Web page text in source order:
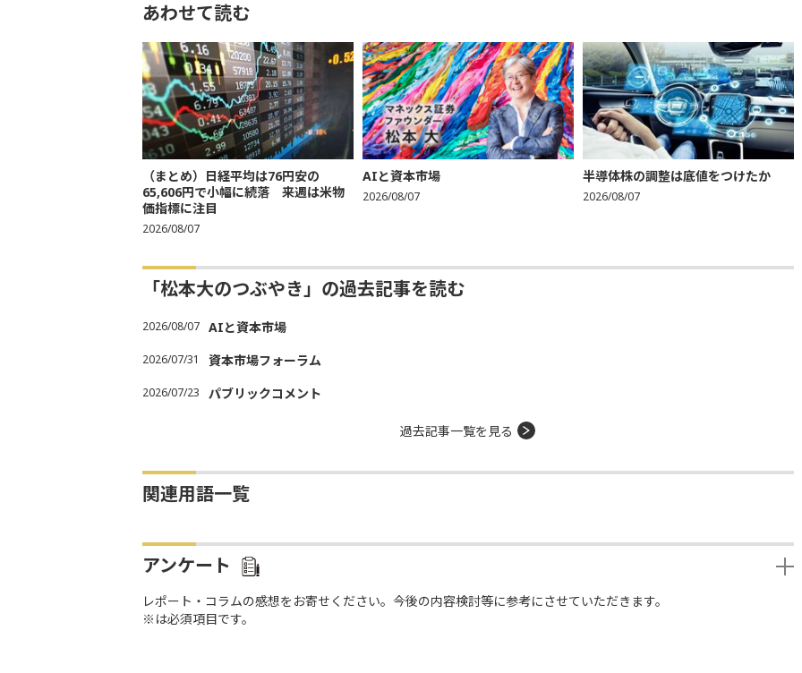
あわせて読む
（まとめ）日経平均は76円安の
65,606円で小幅に続落 来週は米物
価指標に注目
2026/08/07
AIと資本市場
2026/08/07
半導体株の調整は底値をつけたか
2026/08/07
「松本大のつぶやき」の過去記事を読む
2026/08/07 AIと資本市場
2026/07/31 資本市場フォーラム
2026/07/23 パブリックコメント
過去記事一覧を見る
関連用語一覧
アンケート
レポート・コラムの感想をお寄せください。今後の内容検討等に参考にさせていただきます。
※は必須項目です。